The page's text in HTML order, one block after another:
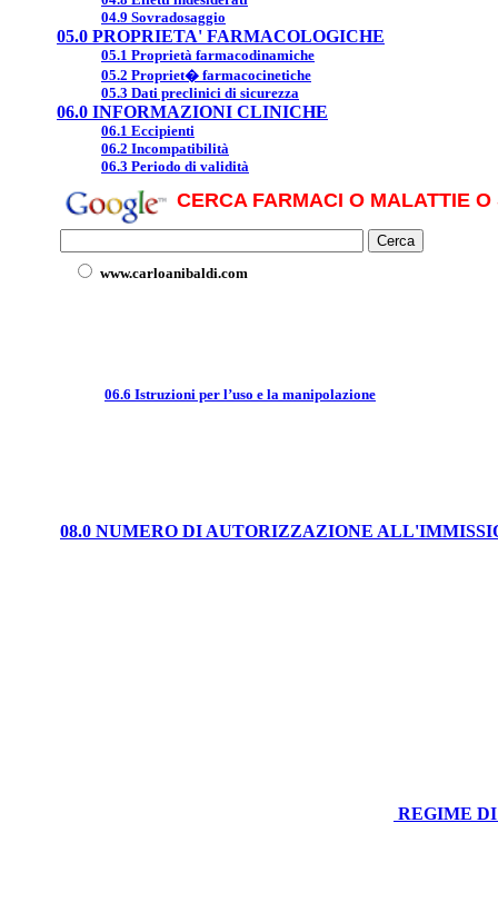
04.9 Sovradosaggio
05.0 PROPRIETA' FARMACOLOGICHE
05.1 Proprietà farmacodinamiche
05.2 Propriet� farmacocinetiche
05.3 Dati preclinici di sicurezza
06.0 INFORMAZIONI CLINICHE
06.1 Eccipienti
06.2 Incompatibilità
06.3 Periodo di validità
CERCA FARMACI O MALATTIE
www.carloanibaldi.com
06.6 Istruzioni per l’uso e la manipolazione
08.0 NUMERO DI AUTORIZZAZIONE
REGIME